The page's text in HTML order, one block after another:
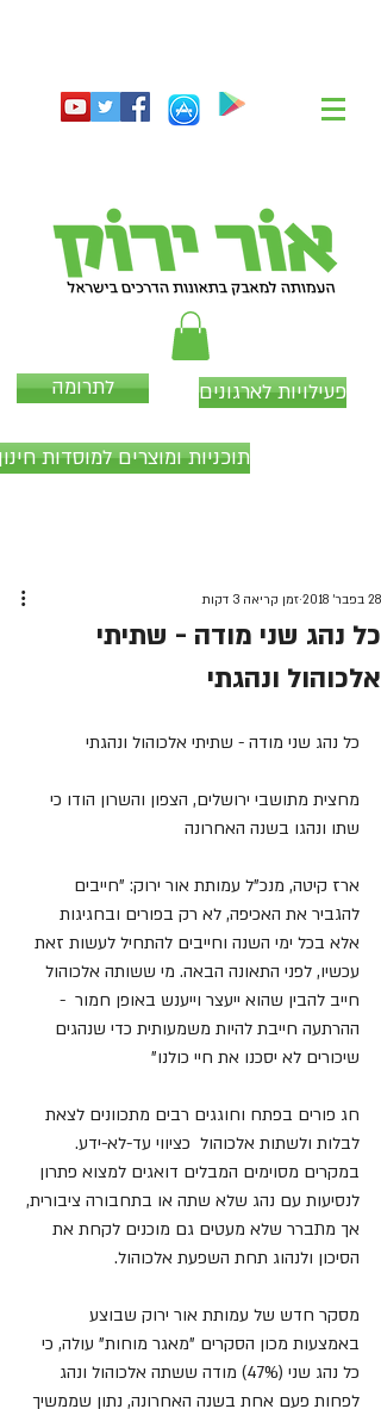
פעילויות לארגונים לתרומה
תוכניות ומוצרים למוסדות
כל נהג שני מודה - שתיתי
אלכוהול ונהגתי
28 בפבר׳ 2018 זמן קריאה 3 דקות
כל נהג שני מודה - שתיתי אלכוהול ונהגתי
מחצית מתושבי ירושלים, הצפון והשרון הודו כי
שתו ונהגו בשנה האחרונה
ארז קיטה, מנכ"ל עמותת אור ירוק: "חייבים
להגביר את האכיפה, לא רק בפורים ובחגיגות
אלא בכל ימי השנה וחייבים להתחיל לעשות זאת
עכשיו, לפני התאונה הבאה. מי ששותה אלכוהול
חייב להבין שהוא ייעצר וייענש באופן חמור  -
ההרתעה חייבת להיות משמעותית כדי שנהגים
שיכורים לא יסכנו את חיי כולנו"
חג פורים בפתח וחוגגים רבים מתכוונים לצאת
לבלות ולשתות אלכוהול  כציווי עד-לא-ידע.
במקרים מסוימים המבלים דואגים למצוא פתרון
לנסיעות עם נהג שלא שתה או בתחבורה ציבורית,
אך מתברר שלא מעטים גם מוכנים לקחת את
הסיכון ולנהוג תחת השפעת אלכוהול.
מסקר חדש של עמותת אור ירוק שבוצע
באמצעות מכון הסקרים "מאגר מוחות" עולה, כי
כל נהג שני (47%) מודה ששתה אלכוהול ונהג
לפחות פעם אחת בשנה האחרונה, נתון שממשיך